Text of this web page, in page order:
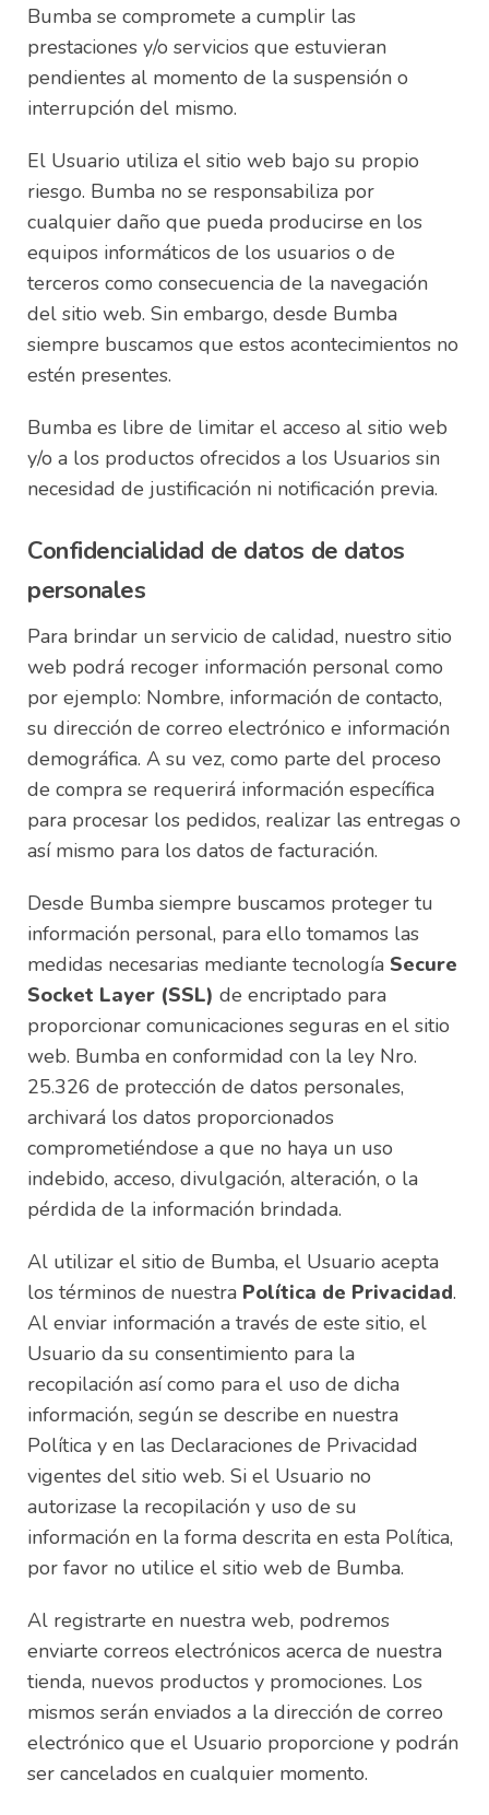
Bumba se compromete a cumplir las
prestaciones y/o servicios que estuvieran
pendientes al momento de la suspensión o
interrupción del mismo.
El Usuario utiliza el sitio web bajo su propio
riesgo. Bumba no se responsabiliza por
cualquier daño que pueda producirse en los
equipos informáticos de los usuarios o de
terceros como consecuencia de la navegación
del sitio web. Sin embargo, desde Bumba
siempre buscamos que estos acontecimientos no
estén presentes.
Bumba es libre de limitar el acceso al sitio web
y/o a los productos ofrecidos a los Usuarios sin
necesidad de justificación ni notificación previa.
Confidencialidad de datos de datos
personales
Para brindar un servicio de calidad, nuestro sitio
web podrá recoger información personal como
por ejemplo: Nombre, información de contacto,
su dirección de correo electrónico e información
demográfica. A su vez, como parte del proceso
de compra se requerirá información específica
para procesar los pedidos, realizar las entregas o
así mismo para los datos de facturación.
Desde Bumba siempre buscamos proteger tu
información personal, para ello tomamos las
medidas necesarias mediante tecnología Secure
Socket Layer (SSL) de encriptado para
proporcionar comunicaciones seguras en el sitio
web. Bumba en conformidad con la ley Nro.
25.326 de protección de datos personales,
archivará los datos proporcionados
comprometiéndose a que no haya un uso
indebido, acceso, divulgación, alteración, o la
pérdida de la información brindada.
Al utilizar el sitio de Bumba, el Usuario acepta
los términos de nuestra Política de Privacidad.
Al enviar información a través de este sitio, el
Usuario da su consentimiento para la
recopilación así como para el uso de dicha
información, según se describe en nuestra
Política y en las Declaraciones de Privacidad
vigentes del sitio web. Si el Usuario no
autorizase la recopilación y uso de su
información en la forma descrita en esta Política,
por favor no utilice el sitio web de Bumba.
Al registrarte en nuestra web, podremos
enviarte correos electrónicos acerca de nuestra
tienda, nuevos productos y promociones. Los
mismos serán enviados a la dirección de correo
electrónico que el Usuario proporcione y podrán
ser cancelados en cualquier momento.